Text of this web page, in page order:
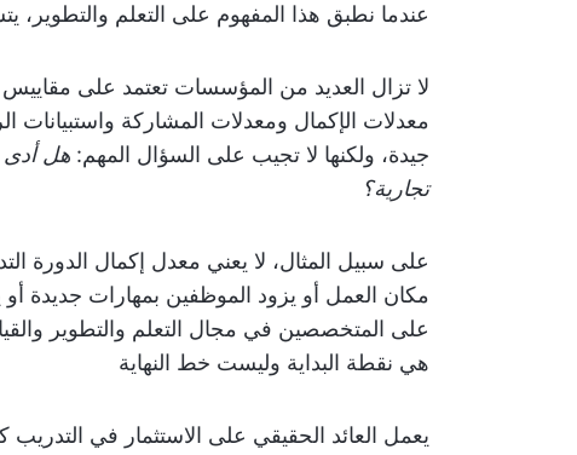
عندما نطبق هذا المفهوم على التعلم والتطوير،
لا تزال العديد من المؤسسات تعتمد على
معدلات الإكمال ومعدلات المشاركة واستبيانات
جيدة، ولكنها لا تجيب على السؤال المهم: هل أدى
تجارية؟
مكان العمل أو يزود الموظفين بمهارات جديدة
على المتخصصين في مجال التعلم والتطوير
هي نقطة البداية وليست خط النهاية
يعمل العائد الحقيقي على الاستثمار في التدريب